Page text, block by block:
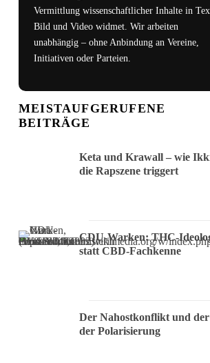
Vermittlung wissenschaftlicher Inhalte in
Bild und Video widmet. Wir arbeiten
unabhängig – ohne Anbindung an Vereine,
Initiativen oder Parteien.
MEISTAUFGERUFENE
BEITRÄGE
Keta und Krawall – wie
die Rapszene triggert
CDU-Warken: THC-
statt CBD-Fachkenne
Der Nahostkonflikt und der
der Polarisierung